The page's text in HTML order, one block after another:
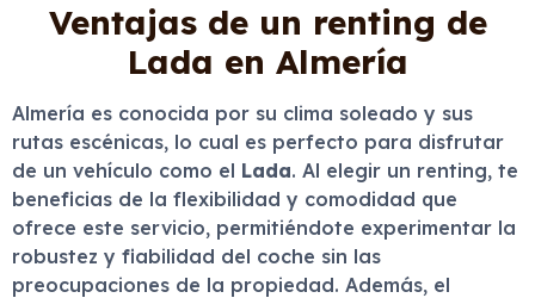
Ventajas de un renting de
Lada en Almería
Almería es conocida por su clima soleado y sus
rutas escénicas, lo cual es perfecto para disfrutar
de un vehículo como el Lada. Al elegir un renting, te
beneficias de la flexibilidad y comodidad que
ofrece este servicio, permitiéndote experimentar la
robustez y fiabilidad del coche sin las
preocupaciones de la propiedad. Además, el